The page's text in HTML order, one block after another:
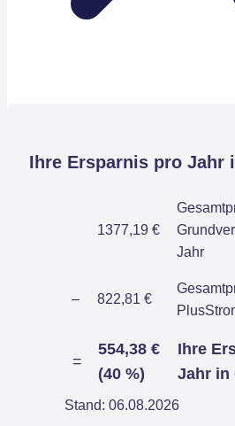
Ihre Ersparnis pro Jahr
1377,19 €
Jahr
– 822,81 €
=
554,38 €
(40 %)
Ihre
Jahr in
Stand: 06.08.2026